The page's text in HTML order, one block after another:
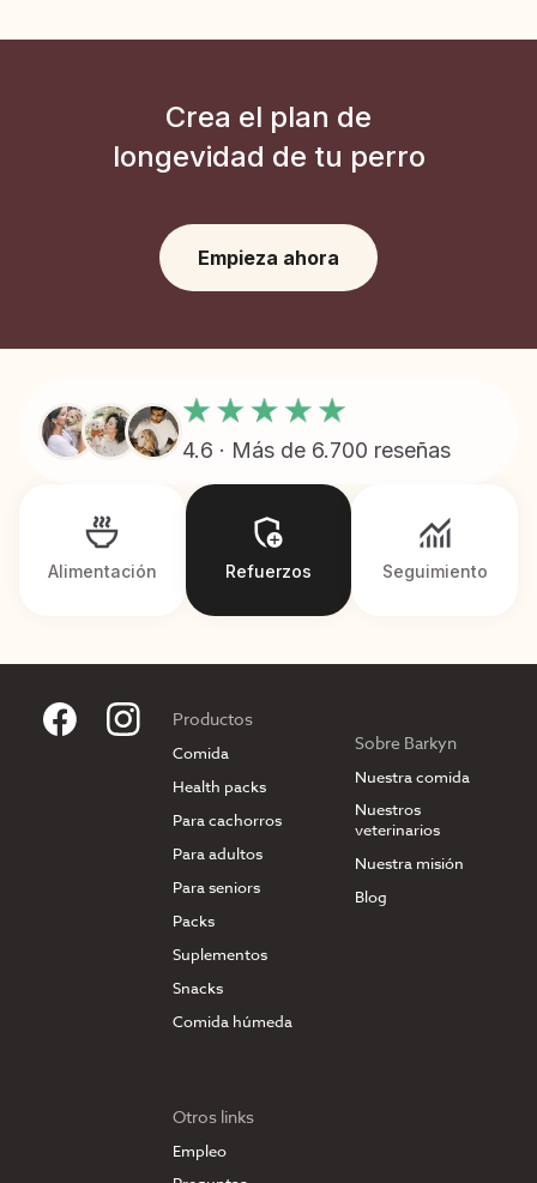
Crea el plan de
longevidad de tu perro
Empieza ahora
Alimentación Refuerzos Seguimiento
4.6 · Más de 6.700 reseñas
Productos
Comida
Health packs
Para cachorros
Para adultos
Para seniors
Packs
Suplementos
Snacks
Comida húmeda
Sobre Barkyn
Nuestra comida
Nuestros
veterinarios
Nuestra misión
Blog
Otros links
Empleo